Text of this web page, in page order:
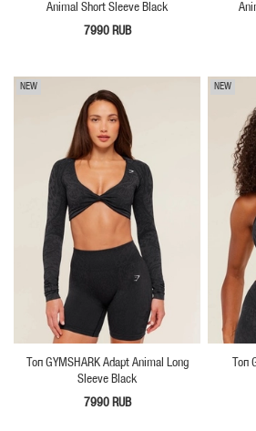
Animal Short Sleeve Black
7990 RUB
NEW
Топ GYMSHARK Adapt Animal Long
Sleeve Black
7990 RUB
NEW
Топ